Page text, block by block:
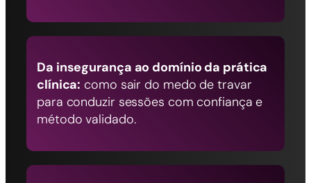
Da insegurança ao domínio da prática
clínica: como sair do medo de travar
para conduzir sessões com confiança e
método validado.